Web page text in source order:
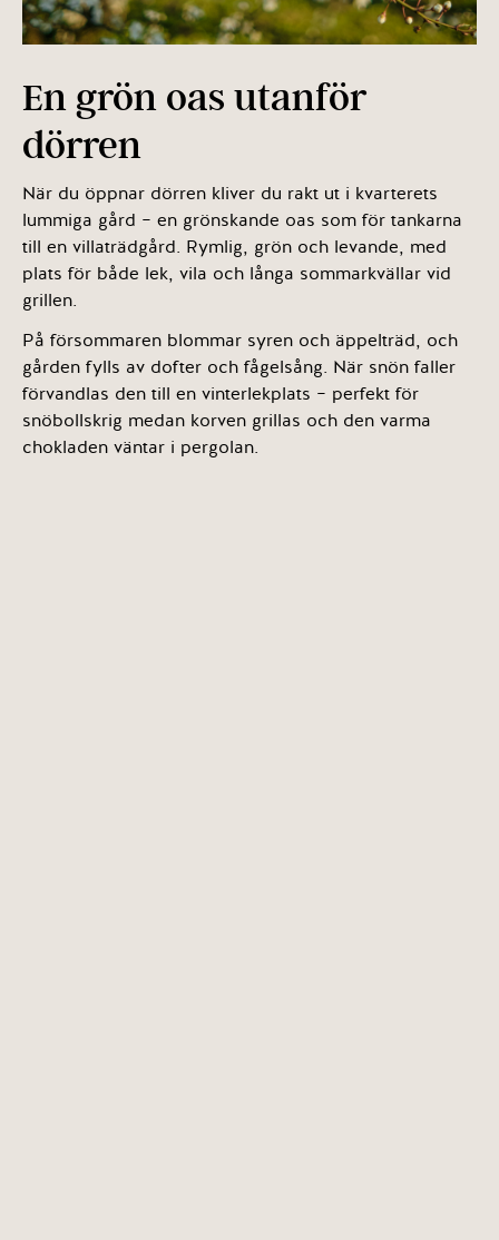
En grön oas utanför
dörren
När du öppnar dörren kliver du rakt ut i kvarterets
lummiga gård – en grönskande oas som för tankarna
till en villaträdgård. Rymlig, grön och levande, med
plats för både lek, vila och långa sommarkvällar vid
grillen.
På försommaren blommar syren och äppelträd, och
gården fylls av dofter och fågelsång. När snön faller
förvandlas den till en vinterlekplats – perfekt för
snöbollskrig medan korven grillas och den varma
chokladen väntar i pergolan.